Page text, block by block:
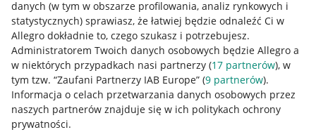
danych (w tym w obszarze profilowania, analiz rynkowych i
statystycznych) sprawiasz, że łatwiej będzie odnaleźć Ci w
Allegro dokładnie to, czego szukasz i potrzebujesz.
Administratorem Twoich danych osobowych będzie Allegro a
w niektórych przypadkach nasi partnerzy (17 partnerów), w
tym tzw. “Zaufani Partnerzy IAB Europe” (9 partnerów).
Informacja o celach przetwarzania danych osobowych przez
naszych partnerów znajduje się w ich politykach ochrony
prywatności.
Przydatne informacje
Jak to działa
Napisz do nas
Allegro Gadane dla sprzedających